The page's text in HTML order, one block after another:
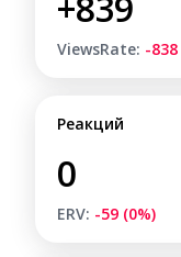
ViewsRate: -
Реакций
0
ERV: -59 (0%)